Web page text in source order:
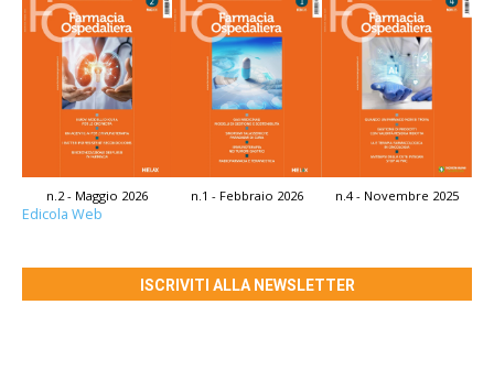
n.2 - Maggio 2026 n.1 - Febbraio 2026 n.4 - Novembre 2025
Edicola Web
ISCRIVITI ALLA NEWSLETTER